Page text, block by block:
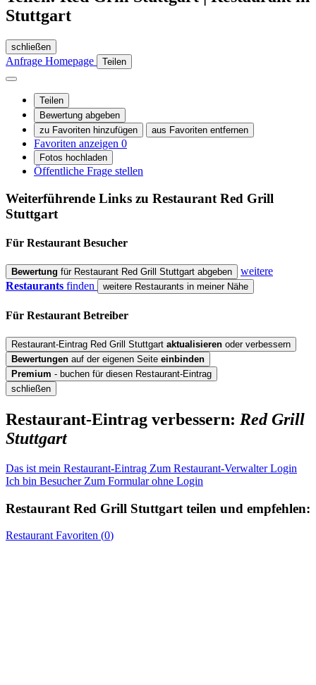
Stuttgart
schließen
Anfrage Homepage Teilen
Teilen
Bewertung abgeben
zu Favoriten hinzufügen
aus Favoriten entfernen
Favoriten anzeigen 0
Fotos hochladen
Öffentliche Frage stellen
Weiterführende Links zu Restaurant Red Grill
Stuttgart
Für Restaurant Besucher
Bewertung für Restaurant Red Grill Stuttgart abgeben
weitere
Restaurants finden weitere Restaurants in meiner Nähe
Für Restaurant Betreiber
Restaurant-Eintrag Red Grill Stuttgart aktualisieren oder verbessern
Bewertungen auf der eigenen Seite einbinden
Premium - buchen für diesen Restaurant-Eintrag
schließen
Restaurant-Eintrag verbessern: Red Grill
Stuttgart
Das ist mein Restaurant-Eintrag Zum Restaurant-Verwalter Login
Ich bin Besucher Zum Formular ohne Login
Restaurant Red Grill Stuttgart teilen und empfehlen:
Restaurant Favoriten (0)